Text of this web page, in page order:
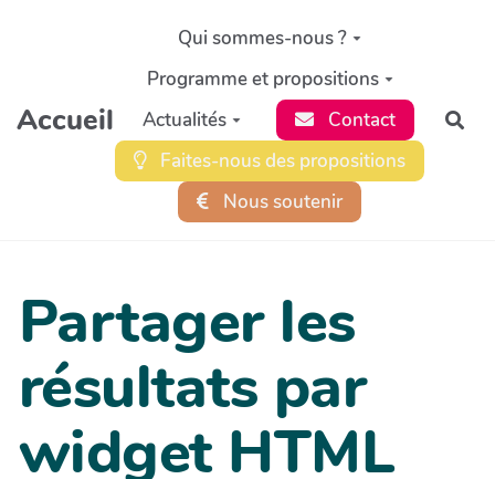
Aller au contenu principal
Accueil
Qui sommes-nous ?
Programme et propositions
Actualités
Contact
Faites-nous des propositions
Nous soutenir
Partager les
résultats par
widget HTML